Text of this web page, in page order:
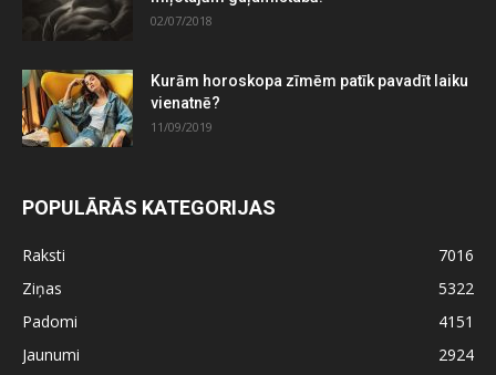
02/07/2018
Kurām horoskopa zīmēm patīk pavadīt laiku
vienatnē?
11/09/2019
POPULĀRĀS KATEGORIJAS
Raksti
7016
Ziņas
5322
Padomi
4151
Jaunumi
2924